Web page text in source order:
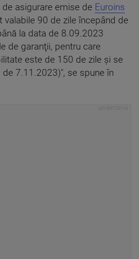
asigurare emise de Euroins
valabile 90 de zile începând de
la data de 8.09.2023
de garanţii, pentru care
este de 150 de zile şi se
7.11.2023)", se spune în